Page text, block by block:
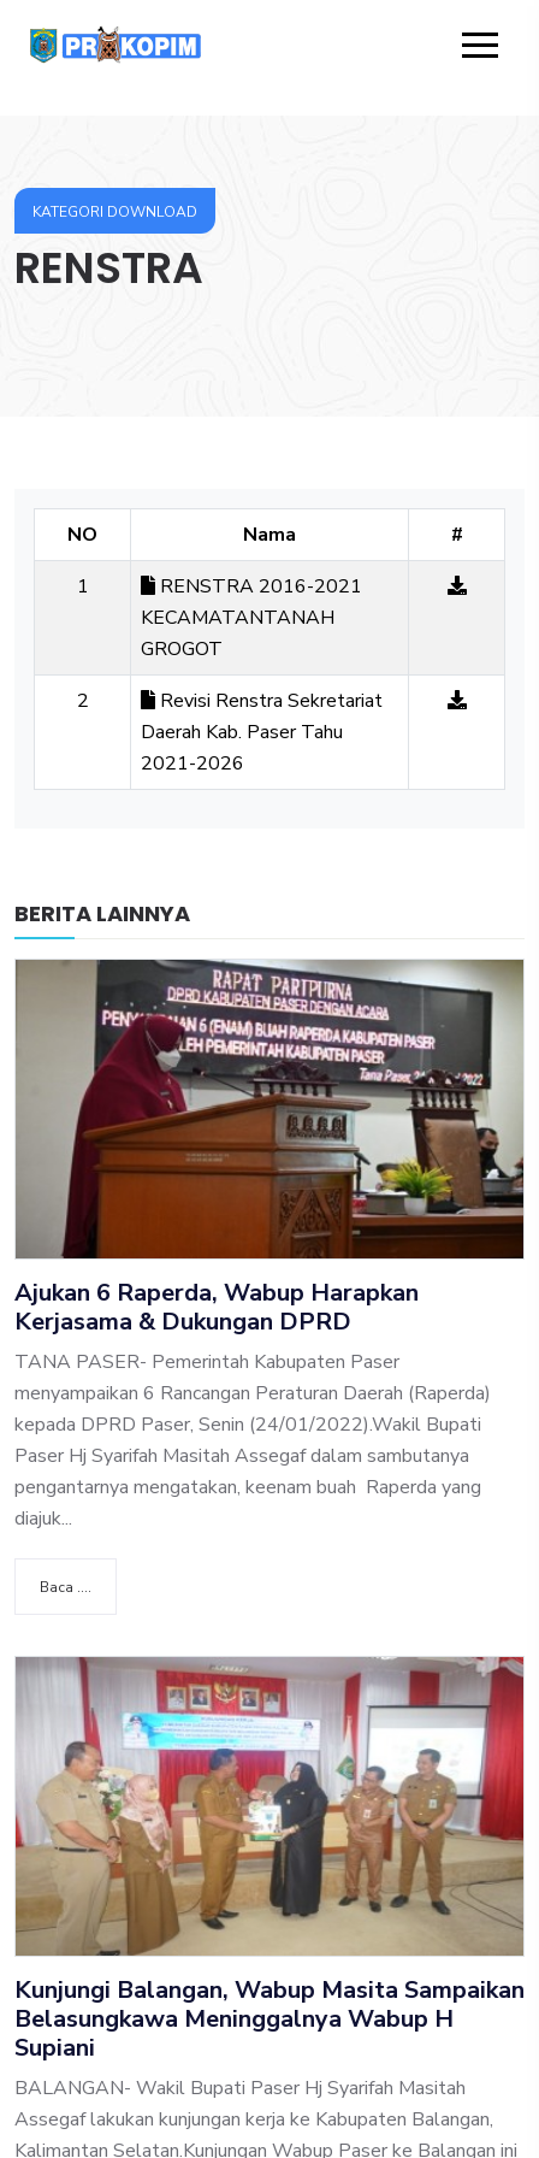
KATEGORI DOWNLOAD
RENSTRA
NO Nama
#
1
RENSTRA 2016-2021
KECAMATANTANAH
GROGOT
2
Revisi Renstra Sekretariat
Daerah Kab. Paser Tahu
2021-2026
BERITA LAINNYA
Ajukan 6 Raperda, Wabup Harapkan
Kerjasama & Dukungan DPRD
TANA PASER- Pemerintah Kabupaten Paser
menyampaikan 6 Rancangan Peraturan Daerah (Raperda)
kepada DPRD Paser, Senin (24/01/2022).Wakil Bupati
Paser Hj Syarifah Masitah Assegaf dalam sambutanya
pengantarnya mengatakan, keenam buah Raperda yang
diajuk...
Baca ....
Kunjungi Balangan, Wabup Masita Sampaikan
Belasungkawa Meninggalnya Wabup H
Supiani
BALANGAN- Wakil Bupati Paser Hj Syarifah Masitah
Assegaf lakukan kunjungan kerja ke Kabupaten Balangan,
Kalimantan Selatan.Kunjungan Wabup Paser ke Balangan ini